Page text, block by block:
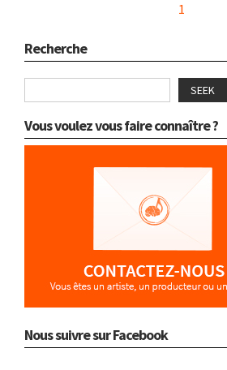
1
Recherche
SEEK
Vous voulez vous faire connaître ?
Nous suivre sur Facebook